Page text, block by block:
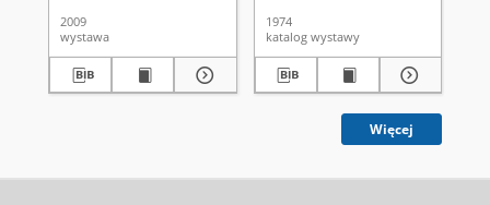
2009
wystawa
1974
katalog wystawy
Więcej